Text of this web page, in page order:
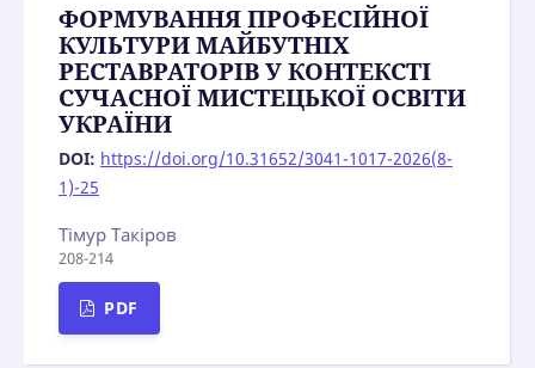
ФОРМУВАННЯ ПРОФЕСІЙНОЇ
КУЛЬТУРИ МАЙБУТНІХ
РЕСТАВРАТОРІВ У КОНТЕКСТІ
СУЧАСНОЇ МИСТЕЦЬКОЇ ОСВІТИ
УКРАЇНИ
DOI: https://doi.org/10.31652/3041-1017-2026(8-
1)-25
Тімур Такіров
208-214
PDF